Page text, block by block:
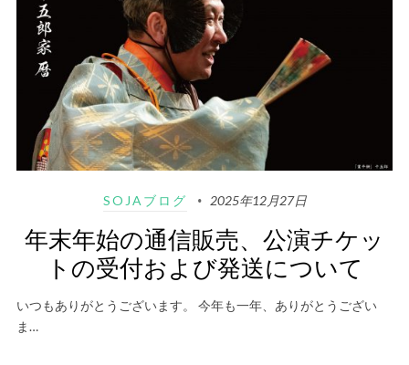
SOJAブログ 2025年12月27日
年末年始の通信販売、公演チケッ
トの受付および発送について
いつもありがとうございます。 今年も一年、ありがとうござい
ま…